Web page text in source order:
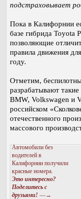
подстраховывает
Пока в Калифорнии
базе гибрида Toyota
позволяющие
правила движения
году.
Отметим,
разрабатывают
BMW, Volkswagen и
российском
отечественного
массового
Автомобили без
водителей в
Калифорнии получили
красные номера.
Это интересно?
Поделитесь с
друзьями! —→